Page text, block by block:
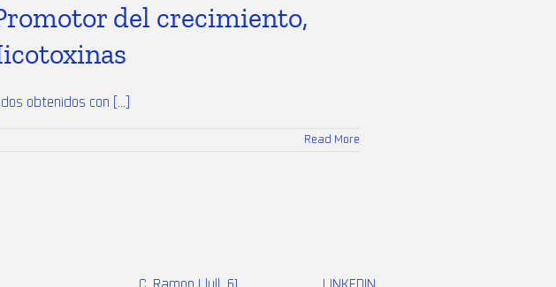
del crecimiento,
obtenidos con [...]
Read More